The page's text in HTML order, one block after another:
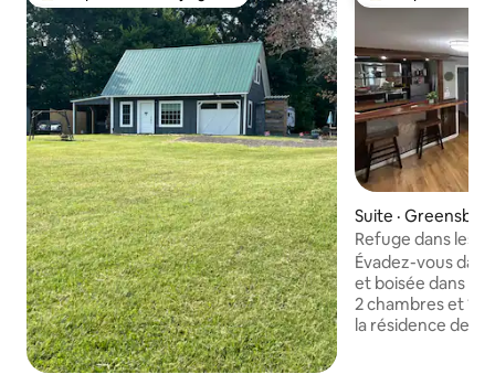
Suite ·
Refuge dans les
Évadez-vous
et boisée dans
2 chambres et 1
la résidence des